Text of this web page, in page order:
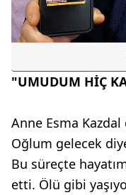
"UMUDUM HİÇ
Anne Esma
Oğlum gelecek
Bu süreçte
etti. Ölü gibi